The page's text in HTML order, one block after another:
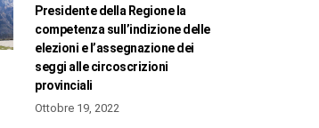
Presidente della Regione la
competenza sull’indizione delle
elezioni e l’assegnazione dei
seggi alle circoscrizioni
provinciali
Ottobre 19, 2022